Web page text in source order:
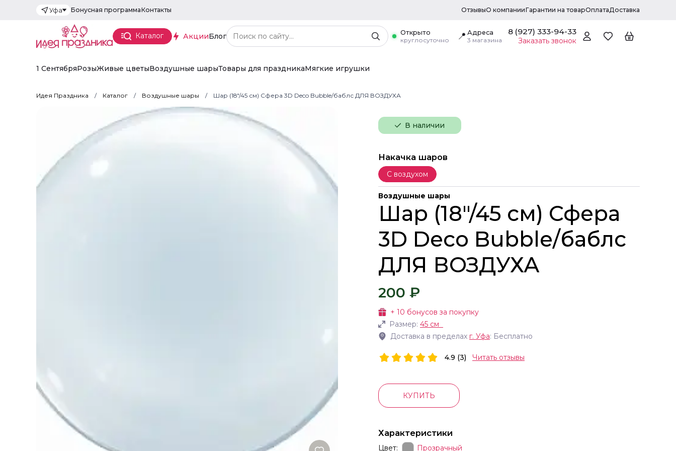
Уфа Бонусная программаКонтакты ОтзывыО компанииГарантии на товарОплатаДоставка
Каталог АкцииБлог
Открыто
круглосуточно
📍 Адреса
3 магазина
8 (927) 333-94-33
Заказать звонок
1 СентябряРозыЖивые цветыВоздушные шарыТовары для праздникаМягкие игрушки
Идея Праздника Каталог Воздушные шары Шар (18"/45 см) Сфера 3D Deco Bubble/баблс ДЛЯ ВОЗДУХА
В наличии
Накачка шаров
С воздухом
Воздушные шары
Шар (18"/45 см) Сфера
3D Deco Bubble/баблс
ДЛЯ ВОЗДУХА
200 ₽
+ 10 бонусов за покупку
Размер: 45 см
Доставка в пределах г. Уфа: Бесплатно
4.9 (3) Читать отзывы
КУПИТЬ
Характеристики
Цвет: Прозрачный